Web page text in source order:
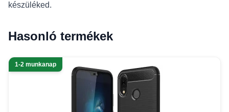
készüléked.
Hasonló termékek
1-2 munkanap